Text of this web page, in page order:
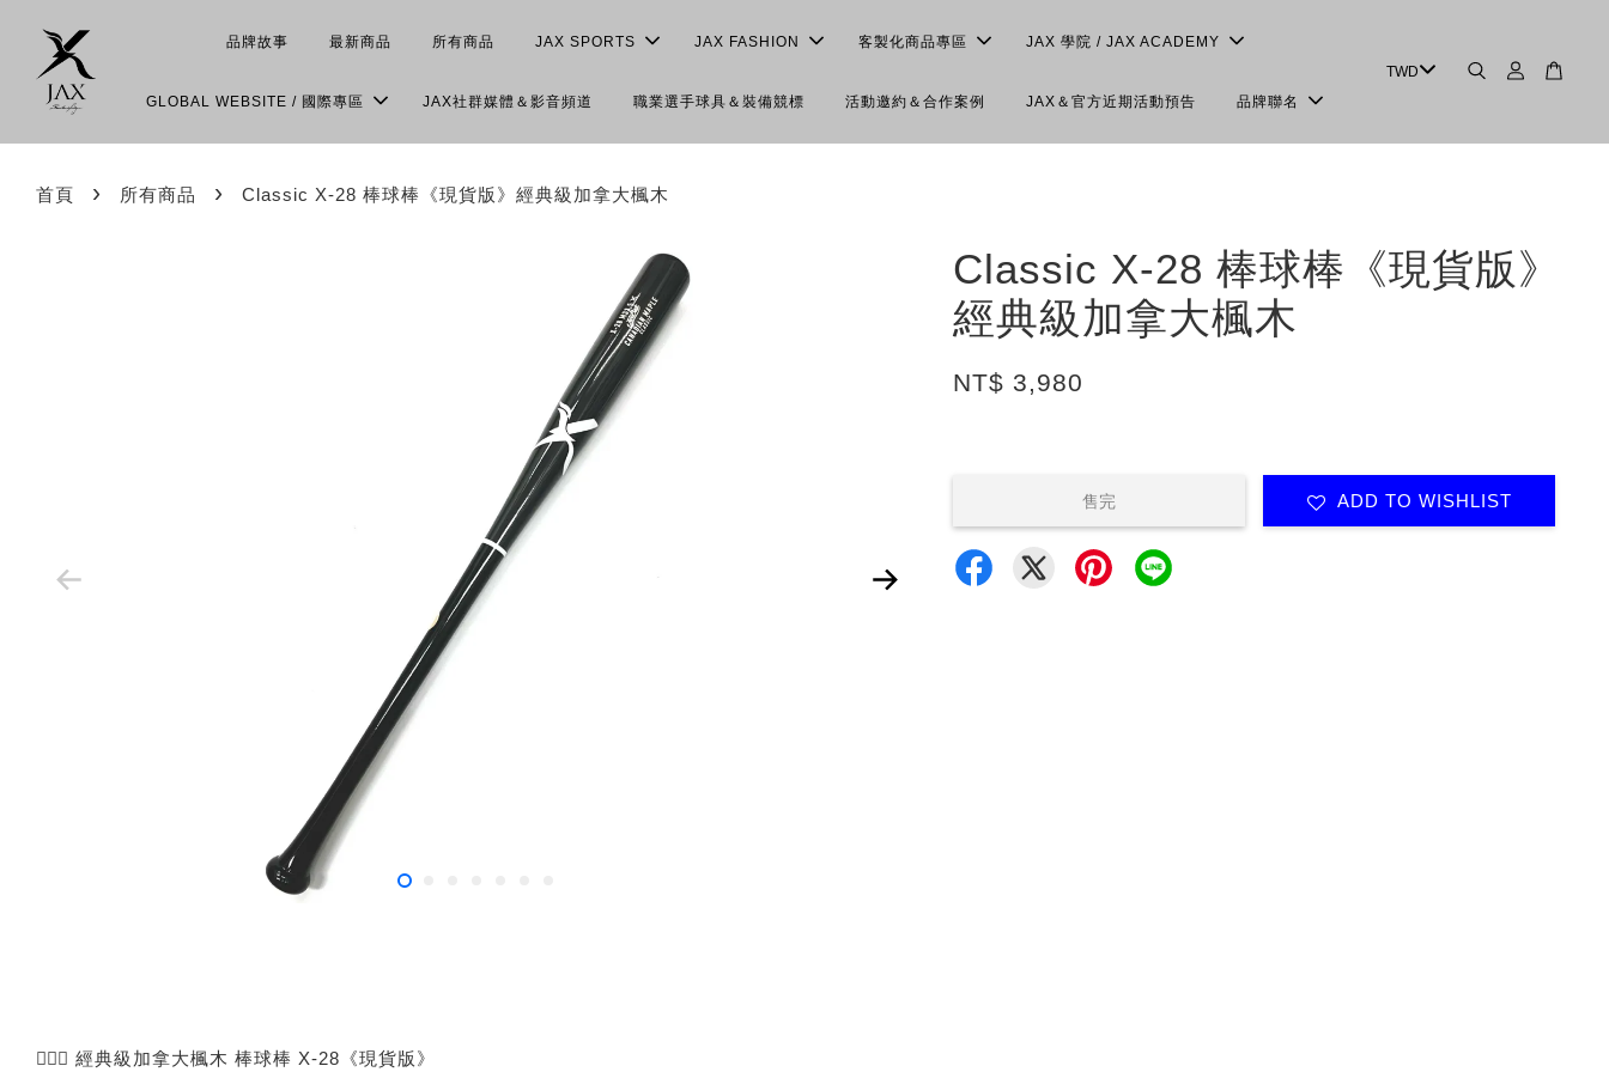
品牌故事 最新商品 所有商品 JAX SPORTS JAX FASHION 客製化商品專區 JAX 學院 / JAX ACADEMY
GLOBAL WEBSITE / 國際專區 JAX社群媒體＆影音頻道 職業選手球具＆裝備競標 活動邀約＆合作案例 JAX＆官方近期活動預告 品牌聯名
首頁 › 所有商品 › Classic X-28 棒球棒《現貨版》經典級加拿大楓木
Classic X-28 棒球棒《現貨版》
經典級加拿大楓木
NT$ 3,980
售完 ADD TO WISHLIST
🙅🏻‍♂️ 經典級加拿大楓木 棒球棒 X-28《現貨版》